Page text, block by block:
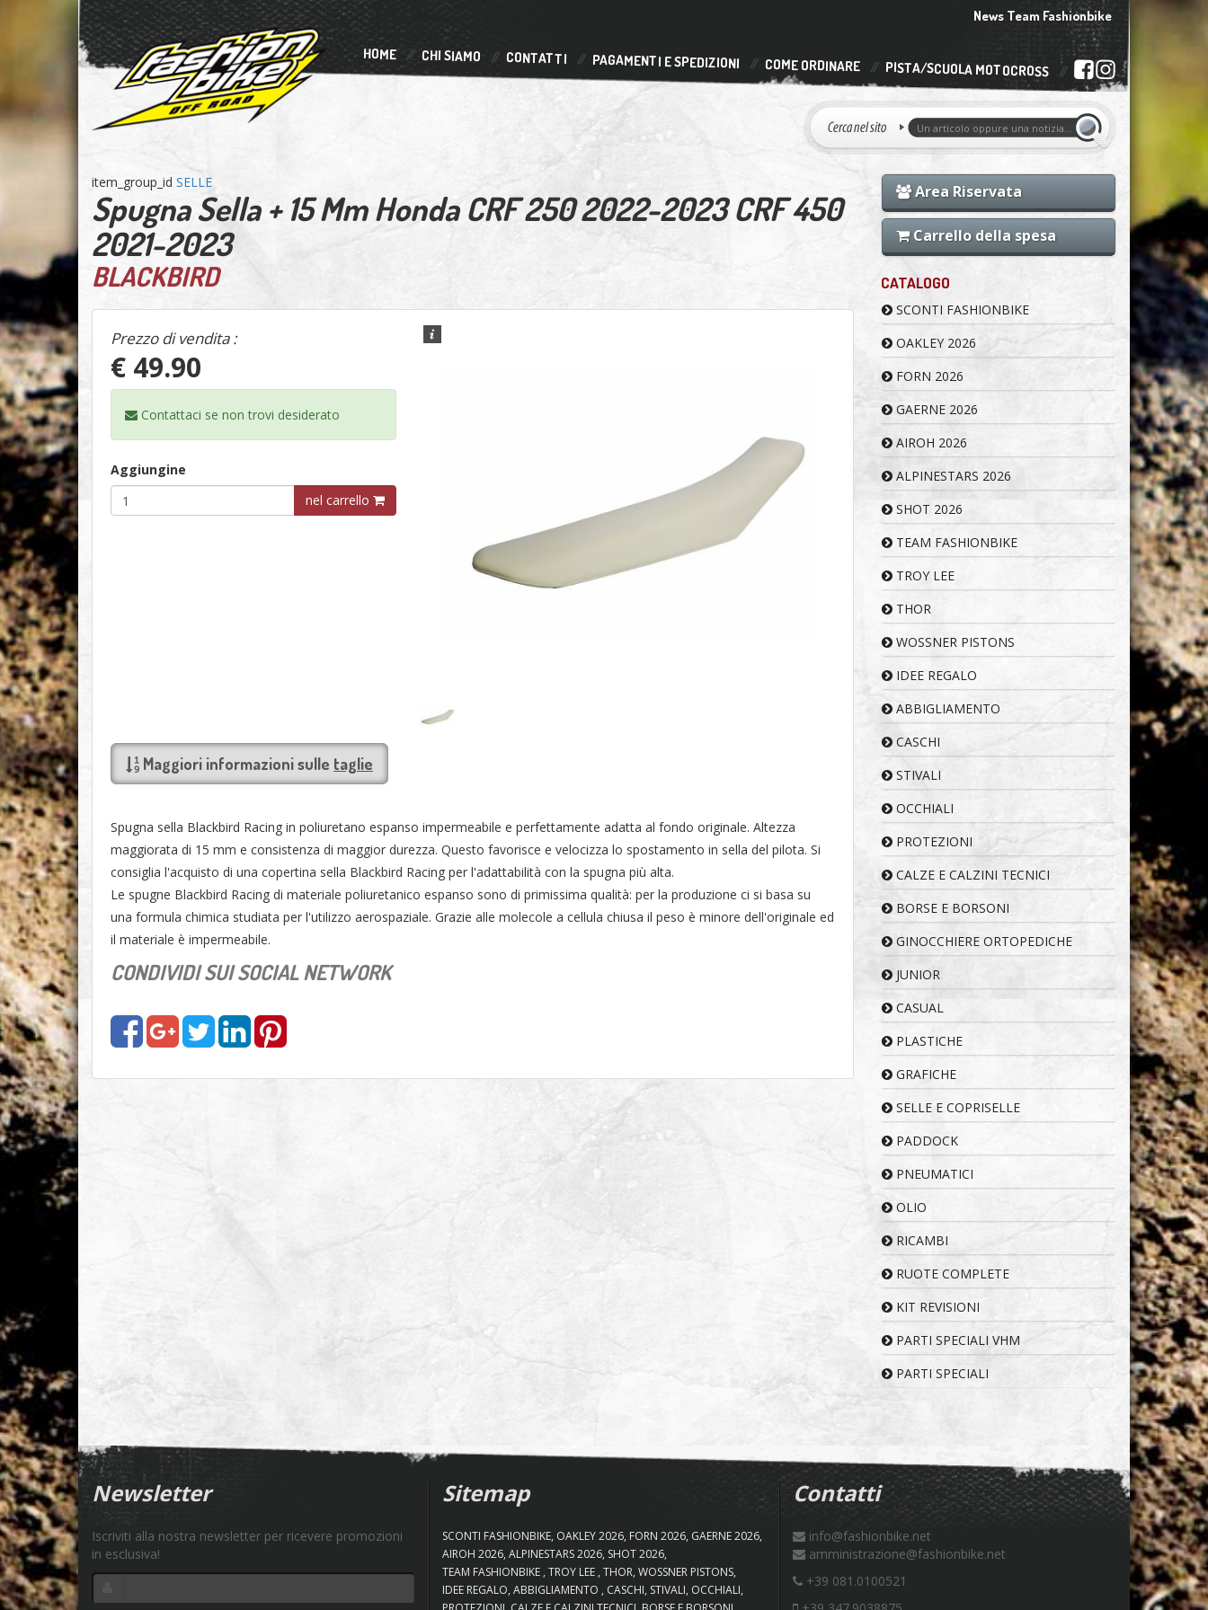
News Team Fashionbike
HOME CHI SIAMO CONTATTI PAGAMENTI E SPEDIZIONI COME ORDINARE PISTA/SCUOLA MOTOCROSS
item_group_id SELLE
Spugna Sella + 15 Mm Honda CRF 250 2022-2023 CRF 450
2021-2023
BLACKBIRD
Prezzo di vendita :
€ 49.90
Contattaci se non trovi desiderato
Aggiungine
nel carrello
Maggiori informazioni sulle taglie
Spugna sella Blackbird Racing in poliuretano espanso impermeabile e perfettamente adatta al fondo originale. Altezza
maggiorata di 15 mm e consistenza di maggior durezza. Questo favorisce e velocizza lo spostamento in sella del pilota. Si
consiglia l'acquisto di una copertina sella Blackbird Racing per l'adattabilità con la spugna più alta.
Le spugne Blackbird Racing di materiale poliuretanico espanso sono di primissima qualità: per la produzione ci si basa su
una formula chimica studiata per l'utilizzo aerospaziale. Grazie alle molecole a cellula chiusa il peso è minore dell'originale ed
il materiale è impermeabile.
CONDIVIDI SUI SOCIAL NETWORK
Area Riservata
Carrello della spesa
CATALOGO
SCONTI FASHIONBIKE
OAKLEY 2026
FORN 2026
GAERNE 2026
AIROH 2026
ALPINESTARS 2026
SHOT 2026
TEAM FASHIONBIKE
TROY LEE
THOR
WOSSNER PISTONS
IDEE REGALO
ABBIGLIAMENTO
CASCHI
STIVALI
OCCHIALI
PROTEZIONI
CALZE E CALZINI TECNICI
BORSE E BORSONI
GINOCCHIERE ORTOPEDICHE
JUNIOR
CASUAL
PLASTICHE
GRAFICHE
SELLE E COPRISELLE
PADDOCK
PNEUMATICI
OLIO
RICAMBI
RUOTE COMPLETE
KIT REVISIONI
PARTI SPECIALI VHM
PARTI SPECIALI
Newsletter
Iscriviti alla nostra newsletter per ricevere promozioni
in esclusiva!
Sitemap
SCONTI FASHIONBIKE OAKLEY 2026 FORN 2026 GAERNE 2026
AIROH 2026 ALPINESTARS 2026 SHOT 2026
TEAM FASHIONBIKE TROY LEE THOR WOSSNER PISTONS
IDEE REGALO ABBIGLIAMENTO CASCHI STIVALI OCCHIALI
Contatti
info@fashionbike.net
amministrazione@fashionbike.net
+39 081.0100521